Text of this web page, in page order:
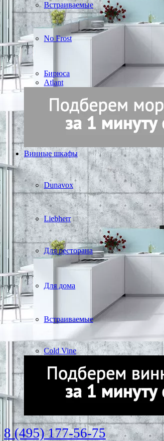
Встраиваемые
No Frost
Бирюса
Atlant
Винные шкафы
Dunavox
Liebherr
Для ресторана
Для дома
Встраиваемые
Cold Vine
8 (495) 177-56-75